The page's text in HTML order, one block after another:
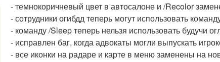
- темнокоричневый цвет в автосалоне и /Recolor
- сотрудники огибдд теперь могут использовать
- команду /Sleep теперь нельзя использовать будучи
- исправлен баг, когда адвокаты могли выпускать
- все иконки на радаре и карте в меню заменены на